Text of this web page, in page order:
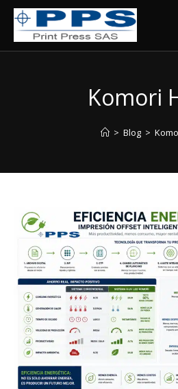
Saltar
contenido
Komori
> Blog >